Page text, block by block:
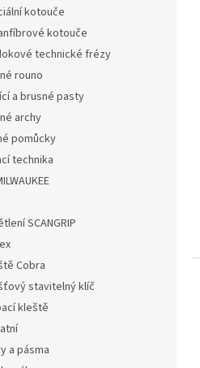
kotouče
kotouče
technické frézy
rouno
a brusné pasty
archy
pomůcky
technika
SCANGRIP
Cobra
stavitelný klíč
kleště
a pásma